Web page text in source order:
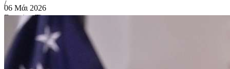
/
Duration Time
0:00
Loaded
Progress
06 Μάι 2026